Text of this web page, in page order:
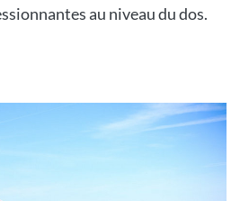
au niveau du dos.